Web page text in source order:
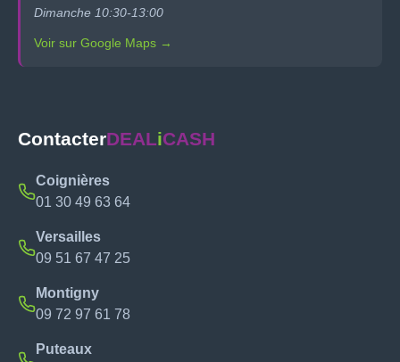
Dimanche 10:30-13:00
Voir sur Google Maps →
ContacterDEALiCASH
Coignières
01 30 49 63 64
Versailles
09 51 67 47 25
Montigny
09 72 97 61 78
Puteaux